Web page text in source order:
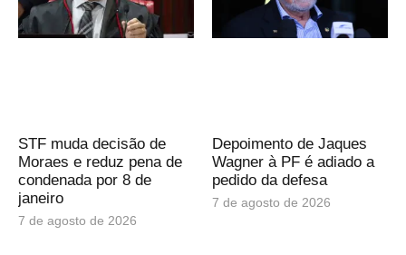
STF muda decisão de
Moraes e reduz pena de
condenada por 8 de
janeiro
7 de agosto de 2026
Depoimento de Jaques
Wagner à PF é adiado a
pedido da defesa
7 de agosto de 2026